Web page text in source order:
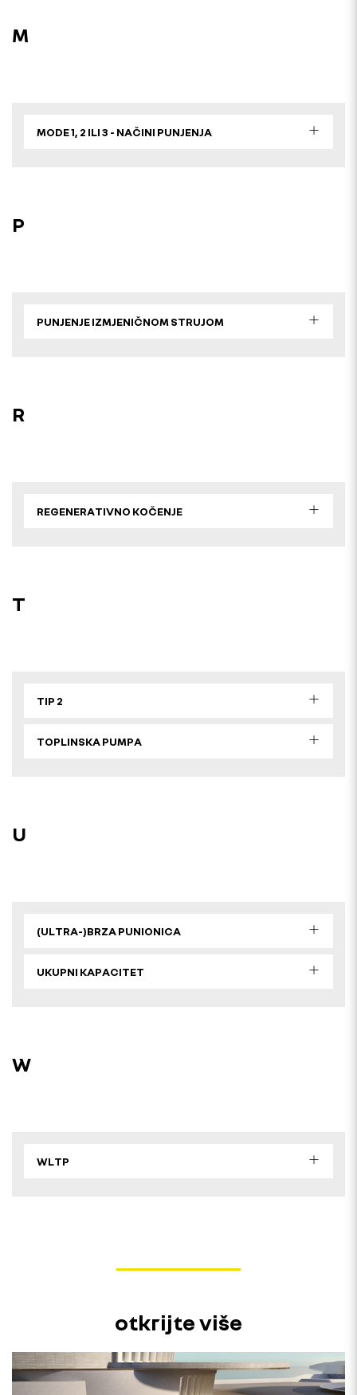
M
MODE 1, 2 ILI 3 - NAČINI PUNJENJA
P
PUNJENJE IZMJENIČNOM STRUJOM
R
REGENERATIVNO KOČENJE
T
TIP 2
TOPLINSKA PUMPA
U
(ULTRA-)BRZA PUNIONICA
UKUPNI KAPACITET
W
WLTP
otkrijte više